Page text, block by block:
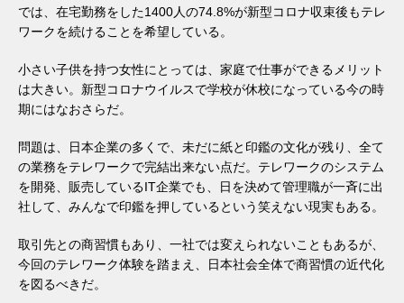
では、在宅勤務をした1400人の74.8%が新型コロナ収束後もテレ
ワークを続けることを希望している。
小さい子供を持つ女性にとっては、家庭で仕事ができるメリット
は大きい。新型コロナウイルスで学校が休校になっている今の時
期にはなおさらだ。
問題は、日本企業の多くで、未だに紙と印鑑の文化が残り、全て
の業務をテレワークで完結出来ない点だ。テレワークのシステム
を開発、販売しているIT企業でも、日を決めて管理職が一斉に出
社して、みんなで印鑑を押しているという笑えない現実もある。
取引先との商習慣もあり、一社では変えられないこともあるが、
今回のテレワーク体験を踏まえ、日本社会全体で商習慣の近代化
を図るべきだ。